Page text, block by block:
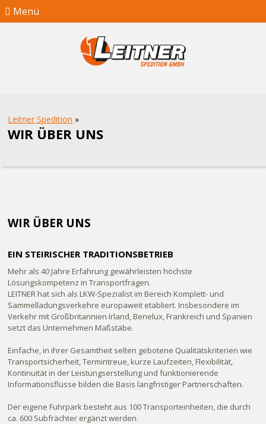
Menü
Leitner Spedition »
WIR ÜBER UNS
WIR ÜBER UNS
EIN STEIRISCHER TRADITIONSBETRIEB
Mehr als 40 Jahre Erfahrung gewährleisten höchste
Lösungskompetenz in Transportfragen.
LEITNER hat sich als LKW-Spezialist im Bereich Komplett- und
Sammelladungsverkehre europaweit etabliert. Insbesondere im
Verkehr mit Großbritannien Irland, Benelux, Frankreich und Spanien
setzt das Unternehmen Maßstäbe.
Einfache, in ihrer Gesamtheit selten gebotene Qualitätskriterien wie
Transportsicherheit, Termintreue, kurze Laufzeiten, Flexibilität,
Kontinuität in der Leistungserstellung und funktionierende
Informationsflüsse bilden die Basis langfristiger Partnerschaften.
Der eigene Fuhrpark besteht aus 100 Transporteinheiten, die durch
ca. 600 Subfrächter ergänzt werden.